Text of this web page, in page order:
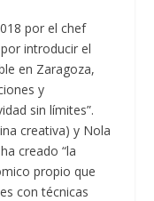
por el chef
introducir el
en Zaragoza,
y
sin límites”.
creativa) y Nola
creado “la
propio que
con técnicas